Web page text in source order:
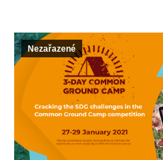
Nezařazené